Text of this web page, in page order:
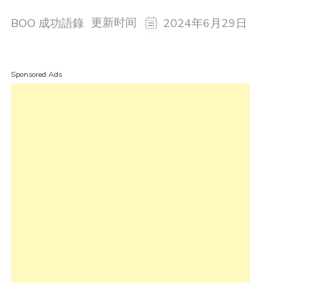
BOO 成功語錄 更新时间 2024年6月29日
Sponsored Ads